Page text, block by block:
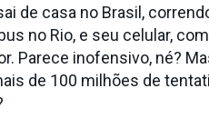
de casa no Brasil,
no Rio, e seu celular,
Parece inofensivo, né?
de 100 milhões de